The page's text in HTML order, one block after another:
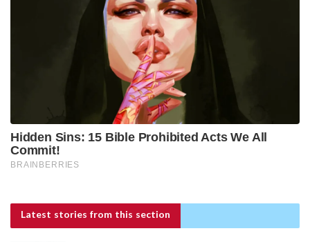
Latest stories from this section